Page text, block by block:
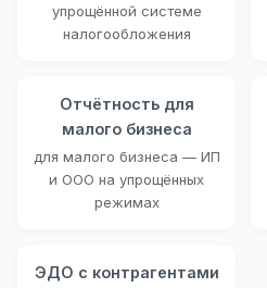
упрощённой системе
налогообложения
Отчётность для
малого бизнеса
для малого бизнеса — ИП
и ООО на упрощённых
режимах
ЭДО с контрагентами